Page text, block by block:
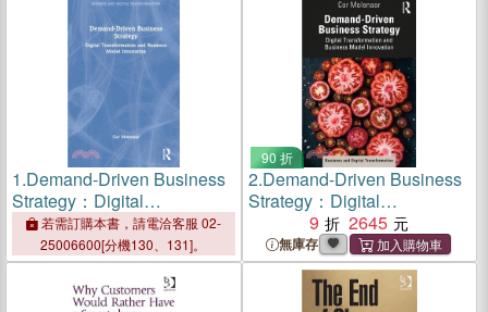
1.Demand-Driven Business
Strategy：Digital
Transformation and
Business Model Innovation
若需訂購本書，請電洽客服 02-
25006600[分機130、131]。
90 折
2.Demand-Driven Business
Strategy：Digital
Transformation and
Business Model Innovation
9 2645
無庫存